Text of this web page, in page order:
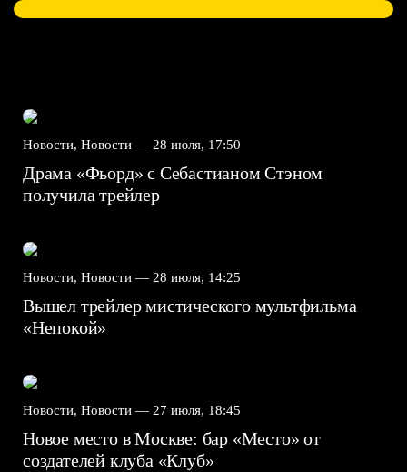
Новости, Новости — 28 июля, 17:50
Драма «Фьорд» с Себастианом Стэном
получила трейлер
Новости, Новости — 28 июля, 14:25
Вышел трейлер мистического мультфильма
«Непокой»
Новости, Новости — 27 июля, 18:45
Новое место в Москве: бар «Место» от
создателей клуба «Клуб»